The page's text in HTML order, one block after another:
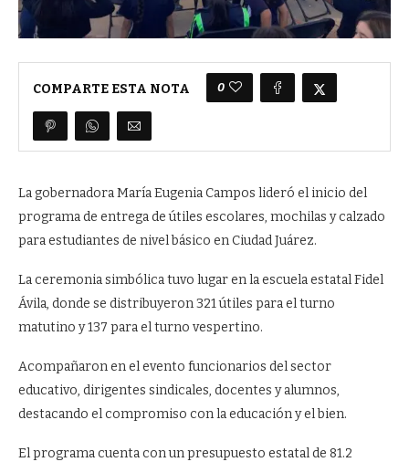
COMPARTE ESTA NOTA 0
La gobernadora María Eugenia Campos lideró el inicio del
programa de entrega de útiles escolares, mochilas y calzado
para estudiantes de nivel básico en Ciudad Juárez.
La ceremonia simbólica tuvo lugar en la escuela estatal Fidel
Ávila, donde se distribuyeron 321 útiles para el turno
matutino y 137 para el turno vespertino.
Acompañaron en el evento funcionarios del sector
educativo, dirigentes sindicales, docentes y alumnos,
destacando el compromiso con la educación y el bien.
El programa cuenta con un presupuesto estatal de 81.2